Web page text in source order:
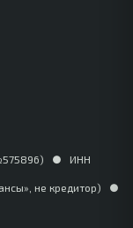
●
ИНН
не кредитор)
●